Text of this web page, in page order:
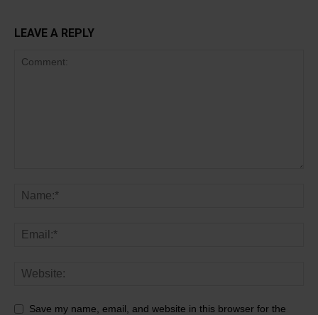
LEAVE A REPLY
Save my name, email, and website in this browser for the